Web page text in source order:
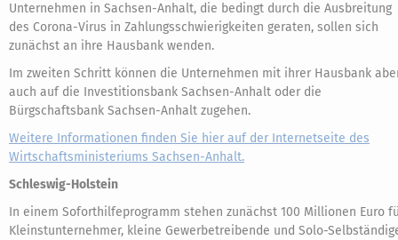
Unternehmen in Sachsen-Anhalt, die bedingt durch die Ausbreitung
des Corona-Virus in Zahlungsschwierigkeiten geraten, sollen sich
zunächst an ihre Hausbank wenden.
Im zweiten Schritt können die Unternehmen mit ihrer Hausbank
auch auf die Investitionsbank Sachsen-Anhalt oder die
Bürgschaftsbank Sachsen-Anhalt zugehen.
Weitere Informationen finden Sie hier auf der Internetseite des
Wirtschaftsministeriums Sachsen-Anhalt.
Schleswig-Holstein
In einem Soforthilfeprogramm stehen zunächst 100 Millionen Euro
Kleinstunternehmer, kleine Gewerbetreibende und Solo-